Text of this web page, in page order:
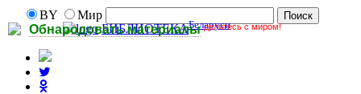
Обнародовать материалы делитесь с миром!
BY
Мир
БИБЛИОТЕКАБеларуси